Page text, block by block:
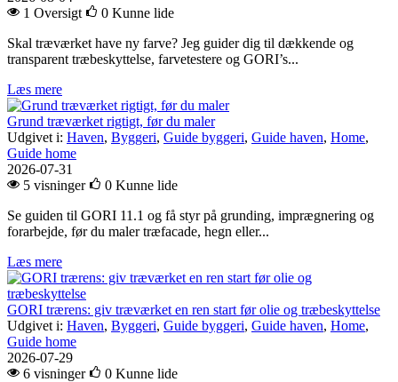
1 Oversigt
0 Kunne lide
Skal træværket have ny farve? Jeg guider dig til dækkende og
transparent træbeskyttelse, farvetestere og GORI’s...
Læs mere
Grund træværket rigtigt, før du maler
Udgivet i: Haven, Byggeri, Guide byggeri, Guide haven, Home,
Guide home
2026-07-31
5 visninger
0 Kunne lide
Se guiden til GORI 11.1 og få styr på grunding, imprægnering og
forarbejde, før du maler træfacade, hegn eller...
Læs mere
GORI trærens: giv træværket en ren start før olie og træbeskyttelse
Udgivet i: Haven, Byggeri, Guide byggeri, Guide haven, Home,
Guide home
2026-07-29
6 visninger
0 Kunne lide